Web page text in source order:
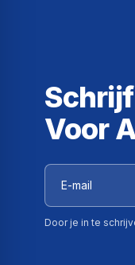
Voor
Door je in te